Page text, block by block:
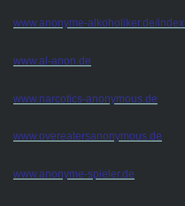
www.anonyme-alkoholiker.de/
www.al-anon.de
www.narcotics-anonymous.de
www.overeatersanonymous.de
www.anonyme-spieler.de